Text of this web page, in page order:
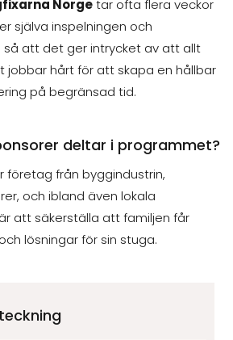
Norgetar ofta flera veckor
själva inspelningen och
så att det ger intrycket av att allt
jobbar hårt för att skapa en hållbar
på begränsad tid.
deltar i programmet?
företag från byggindustrin,
och ibland även lokala
att säkerställa att familjen får
lösningar för sin stuga.